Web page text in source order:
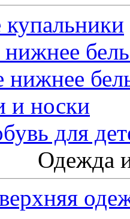
и носки
для
Одежда